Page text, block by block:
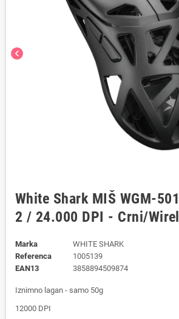
chevron_left
White Shark MIŠ WGM-
2 / 24.000 DPI - Crni/
Marka
WHITE SHARK
Referenca
1005139
EAN13
3858894509874
Iznimno lagan - samo 50g
12000 DPI